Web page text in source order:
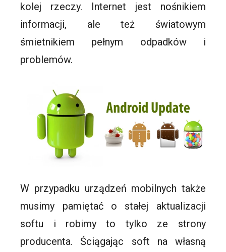
kolej rzeczy. Internet jest nośnikiem
informacji, ale też światowym
śmietnikiem pełnym odpadków i
problemów.
W przypadku urządzeń mobilnych także
musimy pamiętać o stałej aktualizacji
softu i robimy to tylko ze strony
producenta. Ściągając soft na własną